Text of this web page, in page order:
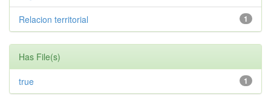
1
Relacion territorial
Has File(s)
1
true